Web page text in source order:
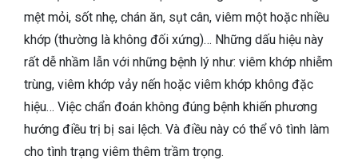
mệt mỏi, sốt nhẹ, chán ăn, sụt cân, viêm một hoặc nhiều
khớp (thường là không đối xứng)… Những dấu hiệu này
rất dễ nhầm lẫn với những bệnh lý như: viêm khớp nhiễm
trùng, viêm khớp vảy nến hoặc viêm khớp không đặc
hiệu… Việc chẩn đoán không đúng bệnh khiến phương
hướng điều trị bị sai lệch. Và điều này có thể vô tình làm
cho tình trạng viêm thêm trầm trọng.